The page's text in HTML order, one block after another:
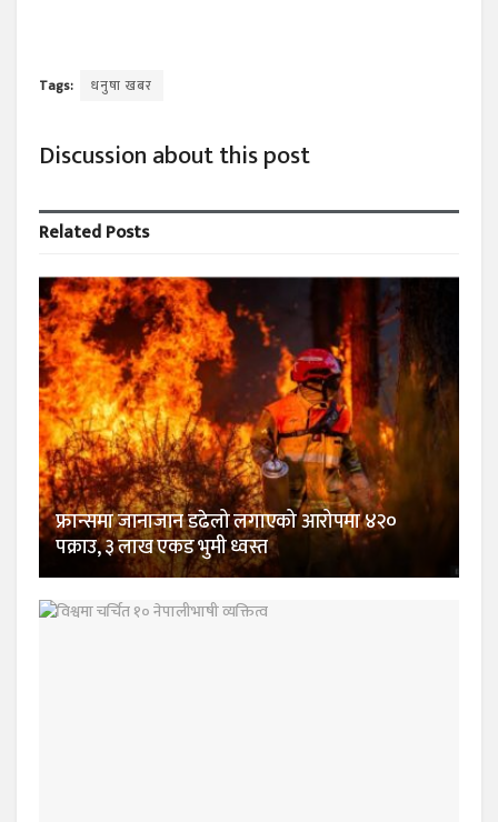
Tags: धनुषा खबर
Discussion about this post
RelatedPosts
फ्रान्समा जानाजान डढेलो लगाएको आरोपमा ४२०
पक्राउ, ३ लाख एकड भुमी ध्वस्त